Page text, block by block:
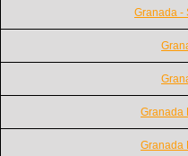
Granada -
Granada
Granada